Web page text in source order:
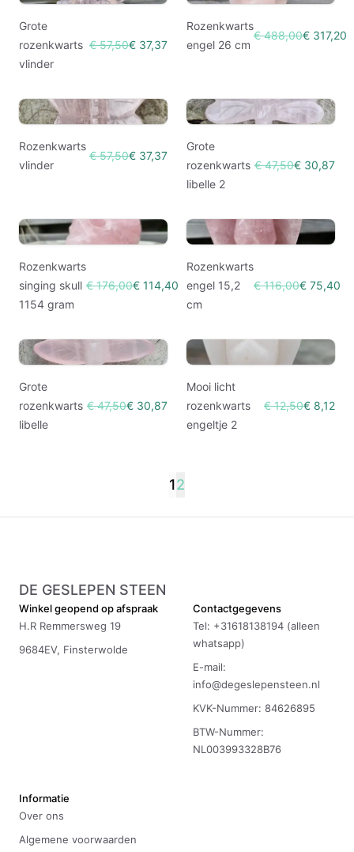
Grote
rozenkwarts
vlinder
€ 57,50€ 37,37
Rozenkwarts
engel 26 cm
€ 488,00€ 317,20
Rozenkwarts
vlinder
€ 57,50€ 37,37
Grote
rozenkwarts
libelle 2
€ 47,50€ 30,87
Rozenkwarts
singing skull
1154 gram
€ 176,00€ 114,40
Rozenkwarts
engel 15,2
cm
€ 116,00€ 75,40
Grote
rozenkwarts
libelle
€ 47,50€ 30,87
Mooi licht
rozenkwarts
engeltje 2
€ 12,50€ 8,12
12
DE GESLEPEN STEEN
Winkel geopend op afspraak
H.R Remmersweg 19
9684EV, Finsterwolde
Contactgegevens
Tel: +31618138194 (alleen
whatsapp)
E-mail:
info@degeslepensteen.nl
KVK-Nummer: 84626895
BTW-Nummer:
NL003993328B76
Informatie
Over ons
Algemene voorwaarden